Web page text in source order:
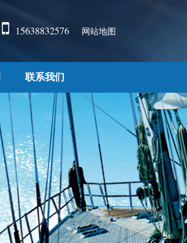
15638832576 网站地图
联系我们